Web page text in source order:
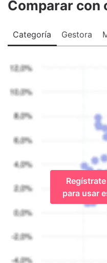
Comparar con
Categoría Gestora
para usar